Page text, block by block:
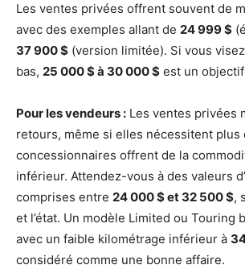
Les ventes privées offrent souvent de
avec des exemples allant de 24 999 $
37 900 $ (version limitée). Si vous
bas, 25 000 $ à 30 000 $ est un
Pour les vendeurs : Les ventes privées
retours, même si elles nécessitent plus
concessionnaires offrent de la
inférieur. Attendez-vous à des valeurs
comprises entre 24 000 $ et 32 ​​500 $,
et l’état. Un modèle Limited ou Touring
avec un faible kilométrage inférieur à
considéré comme une bonne affaire.